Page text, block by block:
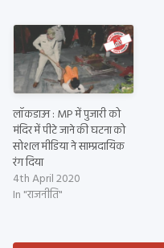
लॉकडाउन : MP में पुजारी को
मंदिर में पीटे जाने की घटना को
सोशल मीडिया ने साम्प्रदायिक
रंग दिया
4th April 2020
In "राजनीति"